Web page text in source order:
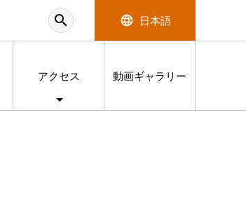
search language 日本語
アクセス 動画ギャラリー